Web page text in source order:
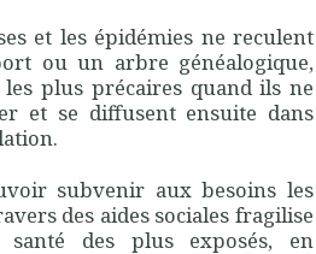
et les épidémies ne reculent
ou un arbre généalogique,
les plus précaires quand ils ne
et se diffusent ensuite dans
subvenir aux besoins les
des aides sociales fragilise
santé des plus exposés, en